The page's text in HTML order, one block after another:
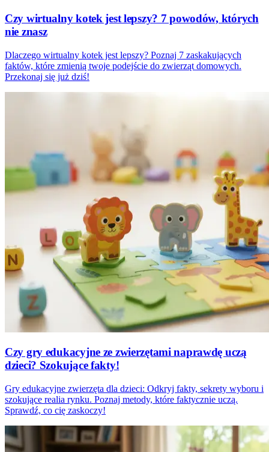
Czy wirtualny kotek jest lepszy? 7 powodów, których
nie znasz
Dlaczego wirtualny kotek jest lepszy? Poznaj 7 zaskakujących
faktów, które zmienią twoje podejście do zwierząt domowych.
Przekonaj się już dziś!
Czy gry edukacyjne ze zwierzętami naprawdę uczą
dzieci? Szokujące fakty!
Gry edukacyjne zwierzęta dla dzieci: Odkryj fakty, sekrety wyboru i
szokujące realia rynku. Poznaj metody, które faktycznie uczą.
Sprawdź, co cię zaskoczy!